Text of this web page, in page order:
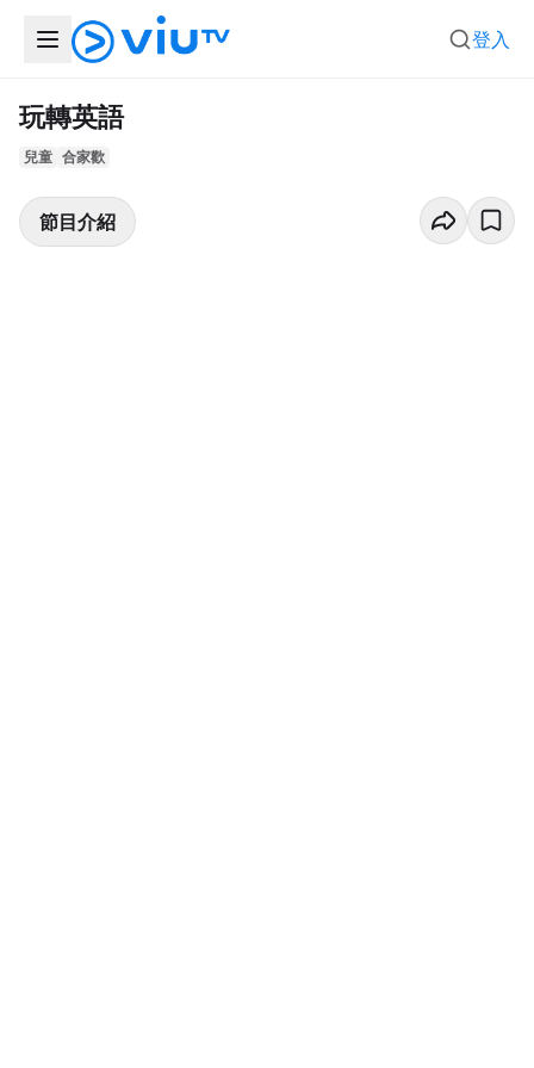
登入
玩轉英語
兒童 合家歡
節目介紹